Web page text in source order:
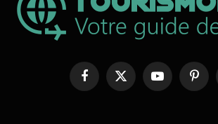
FacebookX
YouTube